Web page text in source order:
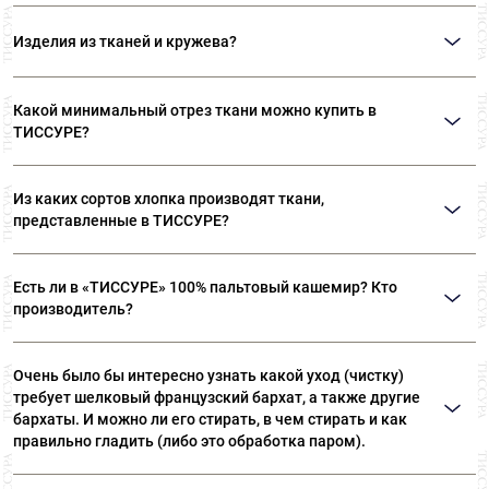
магазинах: шантильи, кордовое, гипюровое.
подойдет по цвету и фактуре. Но одними из самых популярных кружев,
используемых в свадебной моде, являются шантильи и лионское.
Изделия из тканей и кружева?
из шерсти, станет изысканным дополнением к костюмным или
пальтовым тканям. Из кружева шьют не только платья и юбки.
Современная мода предлагает шить кружевные плащи, куртки, брюки,
Какой минимальный отрез ткани можно купить в
ТИССУРЕ?
Из каких сортов хлопка производят ткани,
представленные в ТИССУРЕ?
лучших сортов длинноволокнистого хлопка: Sea Island,
Giza, Tana Low, Supima
Есть ли в «ТИССУРЕ» 100% пальтовый кашемир? Кто
производитель?
пальтовых тканей из 100% кашемира, произведенных
компаниями: Dormeuil (Франция) Agnona (Италия) Luigi
Colombo (Италия) Holland & Sherry (Великобритания)
Очень было бы интересно узнать какой уход (чистку)
требует шелковый французский бархат, а также другие
бархаты. И можно ли его стирать, в чем стирать и как
правильно гладить (либо это обработка паром).